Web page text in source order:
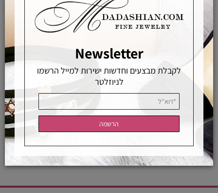
מוצרים מקוריים ללא זיופים
משלוחים מהירים
רכישה מאובטחת
אחראיות בלעדית רכישה מאובטחת
Newsletter
לקבלת מבצעים וחדשות ישירות למייל הרשמו
לניוזלטר